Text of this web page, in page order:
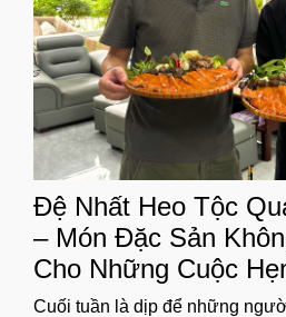
Đệ Nhất Heo Tộc
– Món Đặc Sản
Cho Những Cuộc
Cuối tuần là dịp để những